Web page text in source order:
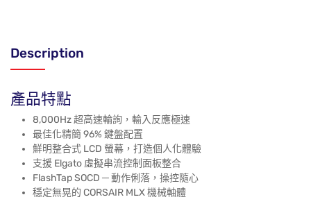
Description
產品特點
8,000Hz 超高速輪詢，輸入反應極速
最佳化精簡 96% 鍵盤配置
鮮明整合式 LCD 螢幕，打造個人化體驗
支援 Elgato 虛擬串流控制面板整合
FlashTap SOCD ─ 動作俐落，操控隨心
穩定無晃的 CORSAIR MLX 機械軸體